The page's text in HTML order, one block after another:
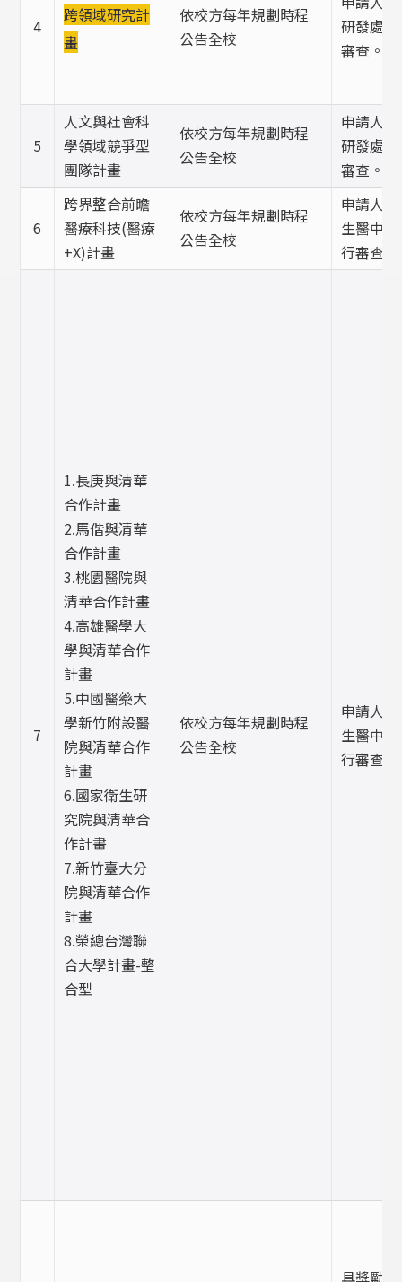
4
跨領域研究計
畫
依校方每年規劃時程
公告全校
研發處
審查。
5
人文與社會科
學領域競爭型
團隊計畫
依校方每年規劃時程
公告全校
申請人
研發處
審查。
6
跨界整合前瞻
醫療科技(醫療
+X)計畫
依校方每年規劃時程
公告全校
申請人
生醫中
行審查。
7
1.長庚與清華
合作計畫
2.馬偕與清華
合作計畫
3.桃園醫院與
清華合作計畫
4.高雄醫學大
學與清華合作
計畫
5.中國醫藥大
學新竹附設醫
院與清華合作
計畫
6.國家衛生研
究院與清華合
作計畫
7.新竹臺大分
院與清華合作
計畫
8.榮總台灣聯
合大學計畫-整
合型
依校方每年規劃時程
公告全校
申請人
生醫中
行審查。
具獎勵